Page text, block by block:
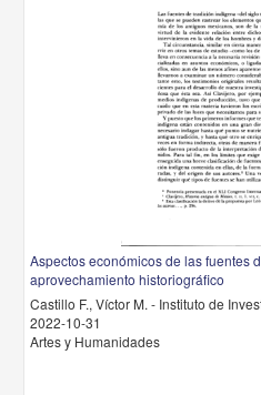
Aspectos económicos de las fuentes
aprovechamiento historiográfico
Castillo F., Víctor M. - Instituto de
2022-10-31
Artes y Humanidades